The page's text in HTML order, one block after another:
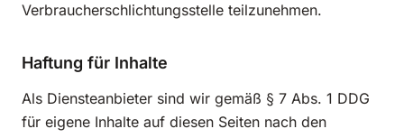
Verbraucherschlichtungsstelle teilzunehmen.
Haftung für Inhalte
Als Diensteanbieter sind wir gemäß § 7 Abs. 1 DDG
für eigene Inhalte auf diesen Seiten nach den